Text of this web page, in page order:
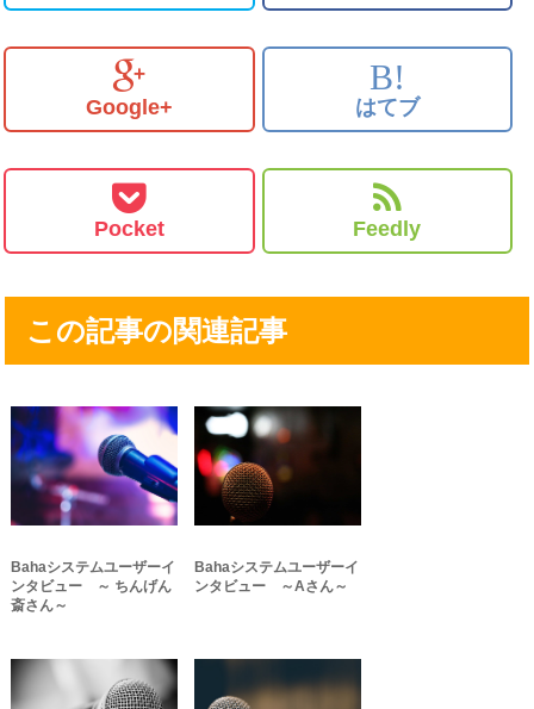
Google+
B!
はてブ
Pocket Feedly
この記事の関連記事
Bahaシステムユーザーイ
ンタビュー ～ ちんげん
斎さん～
Bahaシステムユーザーイ
ンタビュー ～Aさん～